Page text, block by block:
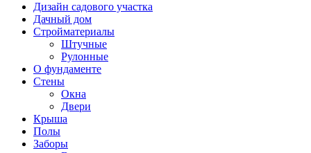
Дизайн садового участка
Дачный дом
Стройматериалы
Штучные
Рулонные
О фундаменте
Стены
Окна
Двери
Крыша
Полы
Заборы